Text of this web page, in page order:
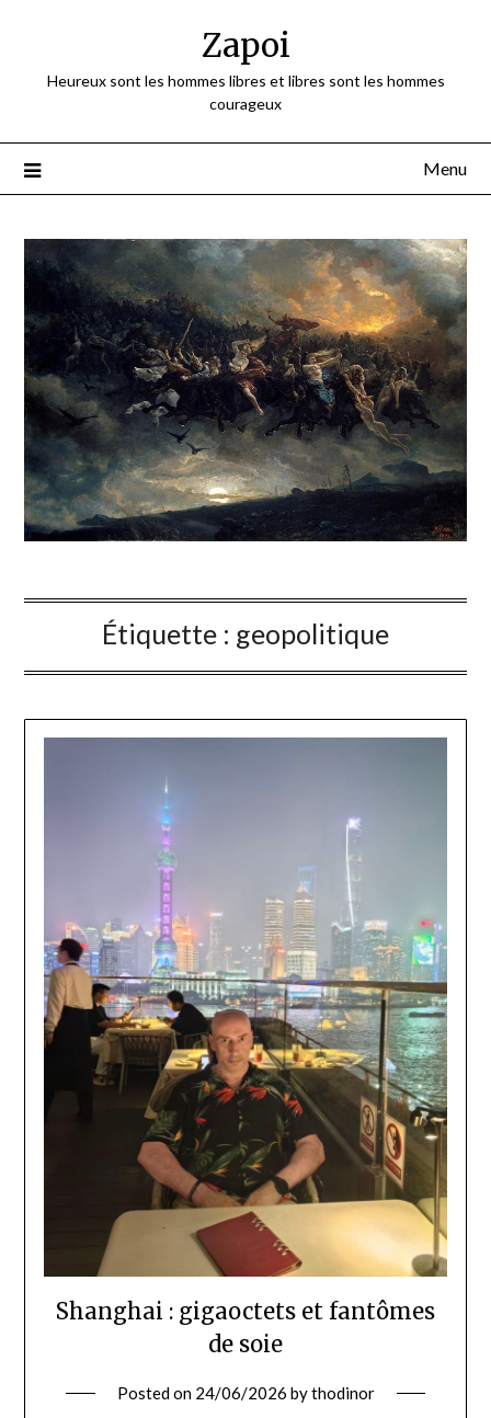
Zapoi
Heureux sont les hommes libres et libres sont les hommes
courageux
Menu
Étiquette : geopolitique
Shanghai : gigaoctets et fantômes
de soie
Posted on 24/06/2026 bythodinor